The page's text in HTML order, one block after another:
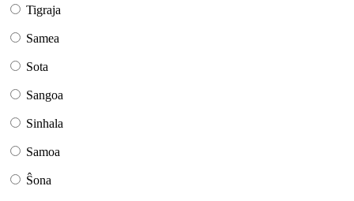
Tigraja
Samea
Sota
Sangoa
Sinhala
Samoa
Ŝona